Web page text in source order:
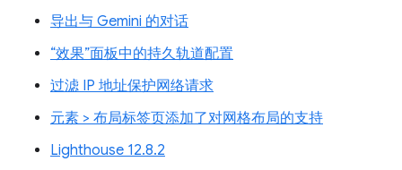
导出与 Gemini 的对话
“效果”面板中的持久轨道配置
过滤 IP 地址保护网络请求
元素 > 布局标签页添加了对网格布局的支持
Lighthouse 12.8.2